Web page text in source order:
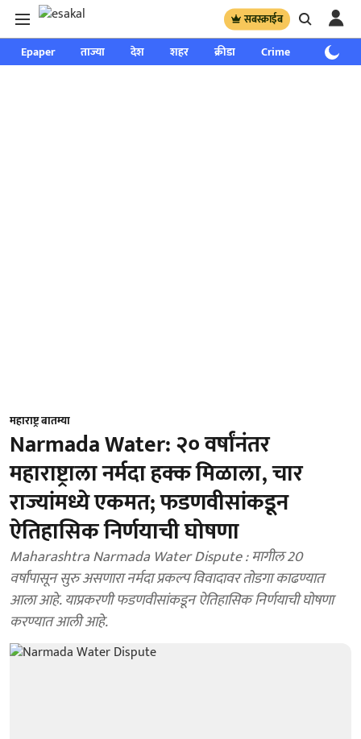
सबस्क्राईब
Epaper ताज्या देश शहर क्रीडा Crime साप्ताहिक
महाराष्ट्र बातम्या
Narmada Water: २० वर्षांनंतर
महाराष्ट्राला नर्मदा हक्क मिळाला, चार
राज्यांमध्ये एकमत; फडणवीसांकडून
ऐतिहासिक निर्णयाची घोषणा
Maharashtra Narmada Water Dispute : मागील 20
वर्षांपासून सुरु असणारा नर्मदा प्रकल्प विवादावर तोडगा काढण्यात
आला आहे. याप्रकरणी फडणवीसांकडून ऐतिहासिक निर्णयाची घोषणा
करण्यात आली आहे.